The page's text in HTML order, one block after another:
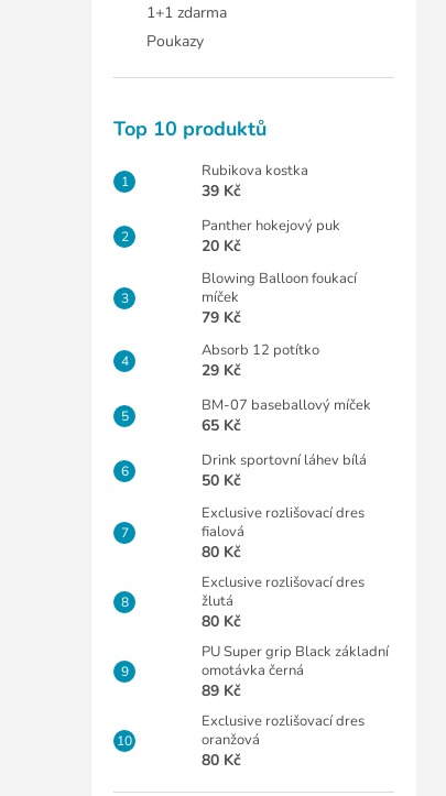
1+1 zdarma
Poukazy
Top 10 produktů
Rubikova kostka
39 Kč
Panther hokejový puk
20 Kč
Blowing Balloon foukací
míček
79 Kč
Absorb 12 potítko
29 Kč
BM-07 baseballový míček
65 Kč
Drink sportovní láhev bílá
50 Kč
Exclusive rozlišovací dres
fialová
80 Kč
Exclusive rozlišovací dres
žlutá
80 Kč
PU Super grip Black základní
omotávka černá
89 Kč
Exclusive rozlišovací dres
oranžová
80 Kč